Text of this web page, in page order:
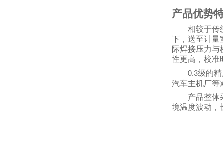
产品优势
相较于传
下，送至计
际焊接压力与
性更高，校准
0.3级的
汽车主机厂等
产品整体
境温度波动，